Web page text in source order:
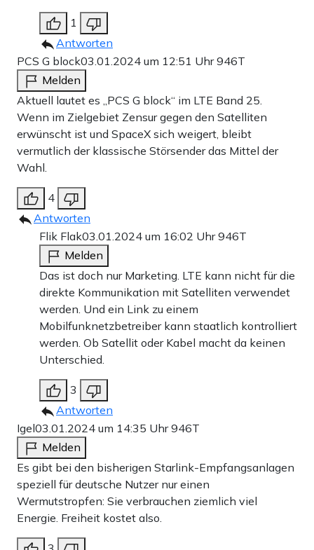
1
Antworten
PCS G block03.01.2024 um 12:51 Uhr946T
Melden
Aktuell lautet es „PCS G block“ im LTE Band 25.
Wenn im Zielgebiet Zensur gegen den Satelliten
erwünscht ist und SpaceX sich weigert, bleibt
vermutlich der klassische Störsender das Mittel der
Wahl.
4
Antworten
Flik Flak03.01.2024 um 16:02 Uhr946T
Melden
Das ist doch nur Marketing. LTE kann nicht für die
direkte Kommunikation mit Satelliten verwendet
werden. Und ein Link zu einem
Mobilfunknetzbetreiber kann staatlich kontrolliert
werden. Ob Satellit oder Kabel macht da keinen
Unterschied.
3
Antworten
Igel03.01.2024 um 14:35 Uhr946T
Melden
Es gibt bei den bisherigen Starlink-Empfangsanlagen
speziell für deutsche Nutzer nur einen
Wermutstropfen: Sie verbrauchen ziemlich viel
Energie. Freiheit kostet also.